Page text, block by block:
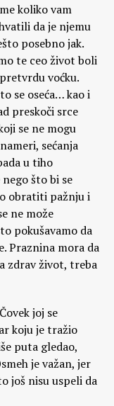
koliko vam
da je njemu
posebno jak.
te ceo život boli
voćku.
se oseća… kao i
preskoči srce
se ne mogu
sećanja
u tiho
što bi se
obratiti pažnju i
ne može
pokušavamo da
Praznina mora da
zdrav život, treba
joj se
koju je tražio
puta gledao,
je važan, jer
još nisu uspeli da